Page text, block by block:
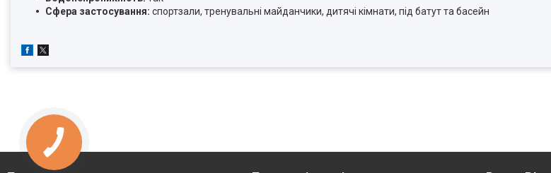
Сфера застосування: спортзали, тренувальні майданчики, дитячі кімнати, під батут та басейн